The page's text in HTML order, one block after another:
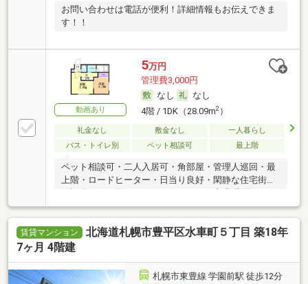
お問い合わせは電話が便利！詳細情報もお伝えできま
す！！
動画あり
5万円
管理費3,000円
なし
なし
4階 / 1DK（28.09m2）
礼金なし 敷金なし
一人暮らし
バス・トイレ別
ペット相談可 最上階
ペット相談可・二人入居可・角部屋・管理人巡回・最
上階・ロードヒーター・日当り良好・閑静な住宅街・
決済可
賃貸マンション
北海道札幌市豊平区水車町５丁目 築18年
7ヶ月 4階建
札幌市東豊線 学園前駅 徒歩12分